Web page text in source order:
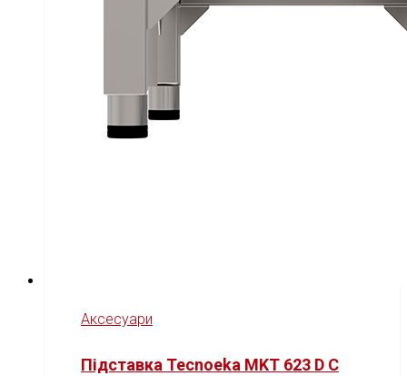
Аксесуари
Підставка Tecnoeka MKT 623 D C